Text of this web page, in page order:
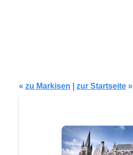
« zu Markisen zur Startseite»